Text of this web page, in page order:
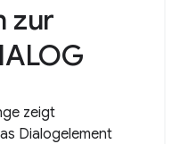
zur
zeigt
Dialogelement